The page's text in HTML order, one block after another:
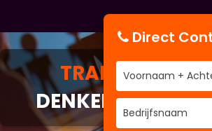
TRAINING
DENKEN
Direct